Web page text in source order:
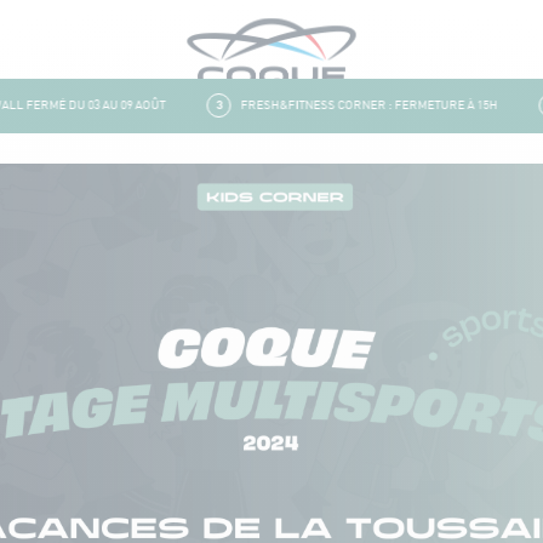
FERMÉ DU 03 AU 09 AOÛT 3 FRESH&FITNESS CORNER : FERMETURE À 15H 4